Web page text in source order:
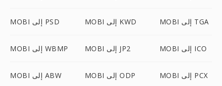
MOBI إلى PSD MOBI إلى KWD MOBI إلى TGA
MOBI إلى WBMP MOBI إلى JP2 MOBI إلى ICO
MOBI إلى ABW MOBI إلى ODP MOBI إلى PCX